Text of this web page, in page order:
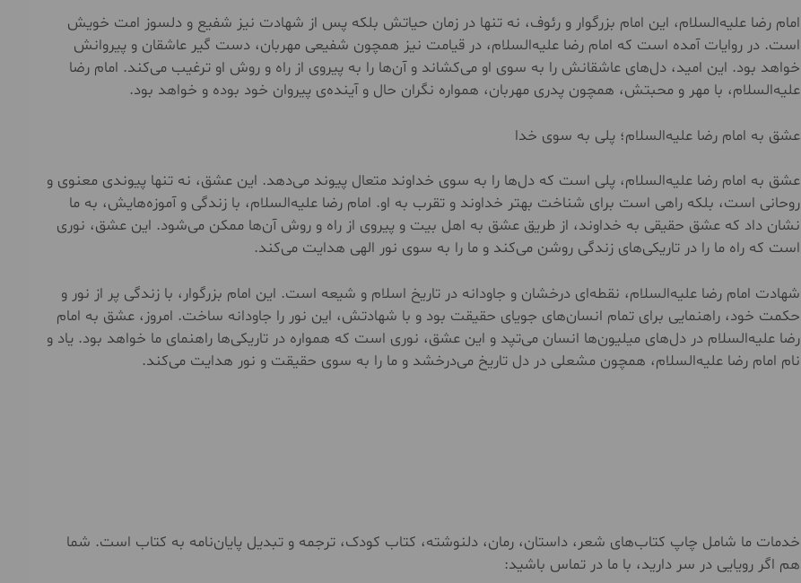
امام رضا علیه‌السلام، این امام بزرگوار و رئوف، نه تنها در زمان حیاتش بلکه پس از شهادت نیز شفیع و دلسوز امت خویش
است. در روایات آمده است که امام رضا علیه‌السلام، در قیامت نیز همچون شفیعی مهربان، دست گیر عاشقان و پیروانش
خواهد بود. این امید، دل‌های عاشقانش را به سوی او می‌کشاند و آن‌ها را به پیروی از راه و روش او ترغیب می‌کند. امام رضا
علیه‌السلام، با مهر و محبتش، همچون پدری مهربان، همواره نگران حال و آینده‌ی پیروان خود بوده و خواهد بود.
عشق به امام رضا علیه‌السلام؛ پلی به سوی خدا
عشق به امام رضا علیه‌السلام، پلی است که دل‌ها را به سوی خداوند متعال پیوند می‌دهد. این عشق، نه تنها پیوندی معنوی و
روحانی است، بلکه راهی است برای شناخت بهتر خداوند و تقرب به او. امام رضا علیه‌السلام، با زندگی و آموزه‌هایش، به ما
نشان داد که عشق حقیقی به خداوند، از طریق عشق به اهل بیت و پیروی از راه و روش آن‌ها ممکن می‌شود. این عشق، نوری
است که راه ما را در تاریکی‌های زندگی روشن می‌کند و ما را به سوی نور الهی هدایت می‌کند.
شهادت امام رضا علیه‌السلام، نقطه‌ای درخشان و جاودانه در تاریخ اسلام و شیعه است. این امام بزرگوار، با زندگی پر از نور و
حکمت خود، راهنمایی برای تمام انسان‌های جویای حقیقت بود و با شهادتش، این نور را جاودانه ساخت. امروز، عشق به امام
رضا علیه‌السلام در دل‌های میلیون‌ها انسان می‌تپد و این عشق، نوری است که همواره در تاریکی‌ها راهنمای ما خواهد بود. یاد و
نام امام رضا علیه‌السلام، همچون مشعلی در دل تاریخ می‌درخشد و ما را به سوی حقیقت و نور هدایت می‌کند.
خدمات ما شامل چاپ کتاب‌های شعر، داستان، رمان، دلنوشته، کتاب کودک، ترجمه و تبدیل پایان‌نامه به کتاب است. شما
هم اگر رویایی در سر دارید، با ما در تماس باشید: